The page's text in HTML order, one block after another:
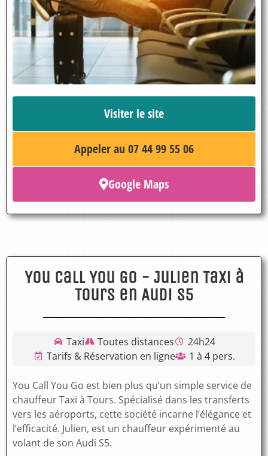
Visiter le site
Appeler au 07 44 99 55 06
Google Maps
You Call You Go - Julien Taxi à
Tours en Audi S5
Taxi Toutes distances
24h24
Tarifs & Réservation en ligne
1 à 4 pers.
You Call You Go est bien plus qu’un simple service de
chauffeur Taxi à Tours. Spécialisé dans les transferts
vers les aéroports, cette société incarne l’élégance et
l’efficacité. Julien, est un chauffeur expérimenté au
volant de son Audi S5.